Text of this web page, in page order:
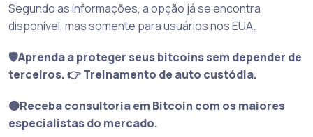
Segundo as informações, a opção já se encontra
disponível, mas somente para usuários nos EUA.
🛡️Aprenda a proteger seus bitcoins sem depender de
terceiros. 👉 Treinamento de auto custódia.
🟠Receba consultoria em Bitcoin com os maiores
especialistas do mercado.